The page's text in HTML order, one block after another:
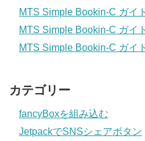
MTS Simple Bookin-C ガイ
MTS Simple Bookin-C ガイ
MTS Simple Bookin-C ガイ
カテゴリー
fancyBoxを組み込む
JetpackでSNSシェアボタン